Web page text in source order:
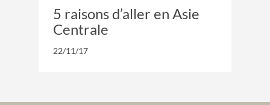
5 raisons d’aller en Asie
Centrale
22/11/17